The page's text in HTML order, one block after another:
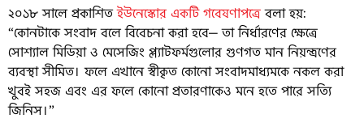
২০১৮ সালে প্রকাশিতইউনেস্কোর একটি গবেষণাপত্রেবলা হয়:
“কোনটাকে সংবাদ বলে বিবেচনা করা হবে— তা নির্ধারণের ক্ষেত্রে
সোশ্যাল মিডিয়া ও মেসেজিং প্ল্যাটফর্মগুলোর গুণগত মান নিয়ন্ত্রণের
ব্যবস্থা সীমিত। ফলে এখানে স্বীকৃত কোনো সংবাদমাধ্যমকে নকল করা
খুবই সহজ এবং এর ফলে কোনো প্রতারণাকেও মনে হতে পারে সত্যি
জিনিস।”